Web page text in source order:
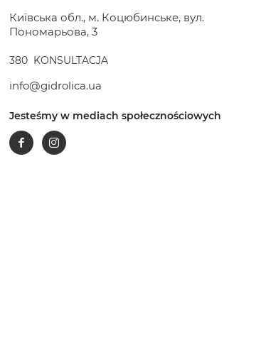
Київська обл., м. Коцюбинське, вул.
Пономарьова, 3
380 KONSULTACJA
info@gidrolica.ua
Jesteśmy w mediach społecznościowych
FacebookInstagram